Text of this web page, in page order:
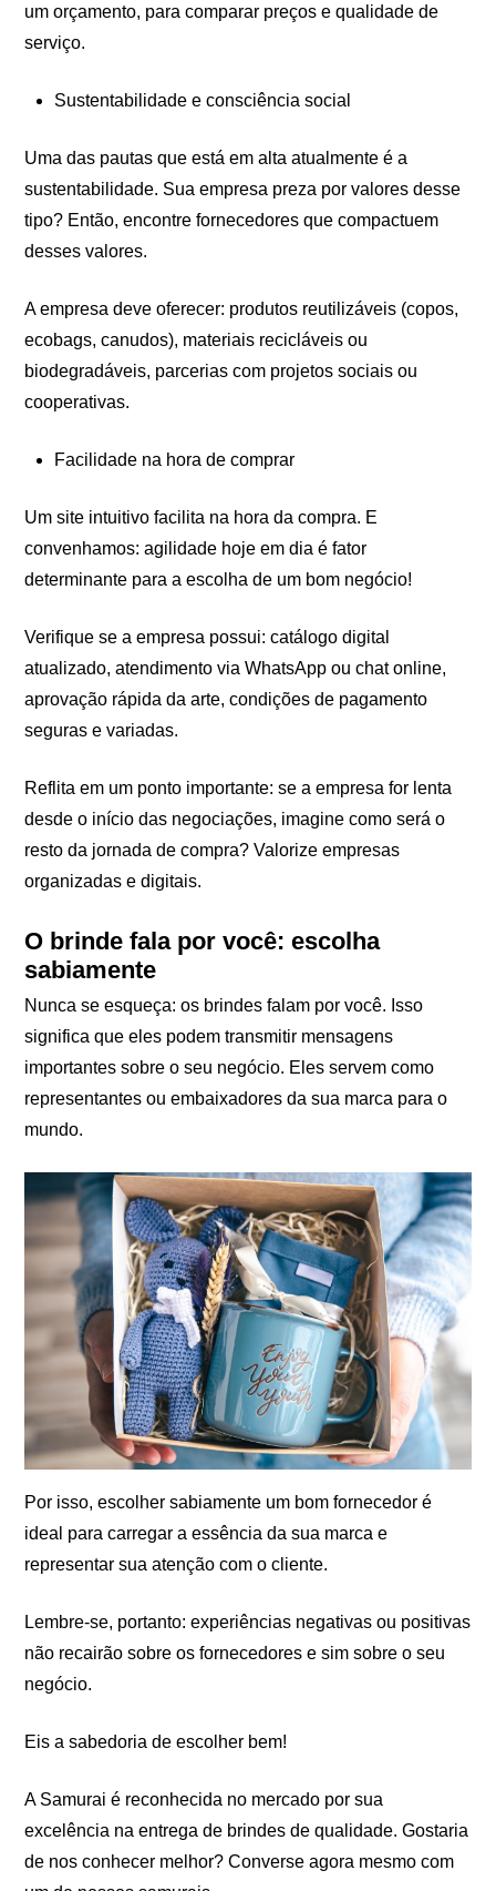
um orçamento, para comparar preços e qualidade de
serviço.
Sustentabilidade e consciência social
Uma das pautas que está em alta atualmente é a
sustentabilidade. Sua empresa preza por valores desse
tipo? Então, encontre fornecedores que compactuem
desses valores.
A empresa deve oferecer: produtos reutilizáveis (copos,
ecobags, canudos), materiais recicláveis ou
biodegradáveis, parcerias com projetos sociais ou
cooperativas.
Facilidade na hora de comprar
Um site intuitivo facilita na hora da compra. E
convenhamos: agilidade hoje em dia é fator
determinante para a escolha de um bom negócio!
Verifique se a empresa possui: catálogo digital
atualizado, atendimento via WhatsApp ou chat online,
aprovação rápida da arte, condições de pagamento
seguras e variadas.
Reflita em um ponto importante: se a empresa for lenta
desde o início das negociações, imagine como será o
resto da jornada de compra? Valorize empresas
organizadas e digitais.
O brinde fala por você: escolha
sabiamente
Nunca se esqueça: os brindes falam por você. Isso
significa que eles podem transmitir mensagens
importantes sobre o seu negócio. Eles servem como
representantes ou embaixadores da sua marca para o
mundo.
Por isso, escolher sabiamente um bom fornecedor é
ideal para carregar a essência da sua marca e
representar sua atenção com o cliente.
Lembre-se, portanto: experiências negativas ou positivas
não recairão sobre os fornecedores e sim sobre o seu
negócio.
Eis a sabedoria de escolher bem!
A Samurai é reconhecida no mercado por sua
excelência na entrega de brindes de qualidade. Gostaria
de nos conhecer melhor? Converse agora mesmo com